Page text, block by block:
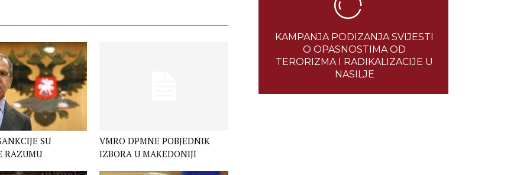
SU
RAZUMU
VMRO DPMNE POBJEDNIK
IZBORA U MAKEDONIJI
KAMPANJA PODIZANJA SVIJESTI
O OPASNOSTIMA OD
TERORIZMA I RADIKALIZACIJE U
NASILJE